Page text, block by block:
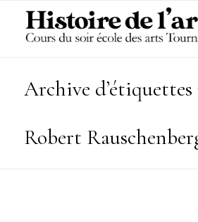
Archive d’étiquettes
Robert